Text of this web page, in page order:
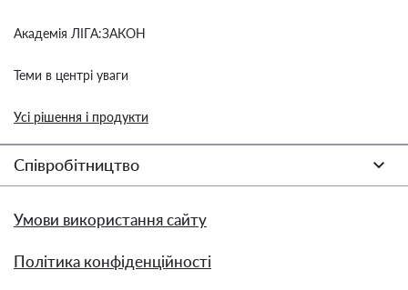
Академія ЛІГА:ЗАКОН
Теми в центрі уваги
Усі рішення і продукти
Співробітництво
Умови використання сайту
Політика конфіденційності